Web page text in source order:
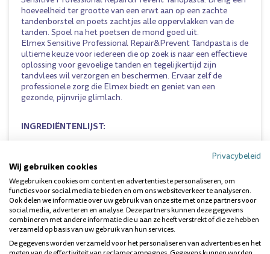
hoeveelheid ter grootte van een erwt aan op een zachte
tandenborstelen poets zachtjes alle oppervlakken van de
tanden. Spoel na het poetsen de mond goed uit.
Elmex Sensitive Professional Repair&Prevent Tandpasta is de
ultieme keuze voor iedereen die op zoek is naar een effectieve
oplossing voor gevoelige tanden en tegelijkertijd zijn
tandvlees wil verzorgen en beschermen. Ervaar zelf de
professionele zorg die Elmex biedt en geniet van een
gezonde, pijnvrije glimlach.
INGREDIËNTENLIJST:
Arginine: Dit essentiële aminozuur is het kerncomponent
van de Pro-Argin technologie. Arginine helpt bij het
verzegelen van de kanalen die naar de gevoelige
tandzenuwen leiden, waardoor directe en langdurige
verlichting wordt geboden bij gevoeligheid.
Calciumcarbonaat: Een mild schuurmiddel dat helpt bij
het verwijderen van oppervlakkige vlekken en tandplak,
wat bijdraagt aan een schonere en wittere glimlach.
Natriummonofluorfosfaat: Een fluoridebron die helpt bij
Privacybeleid
Wij gebruiken cookies
We gebruiken cookies om content en advertenties te personaliseren, om
functies voor social media te bieden en om ons websiteverkeer te analyseren.
Ook delen we informatie over uw gebruik van onze site met onze partners voor
social media, adverteren en analyse. Deze partners kunnen deze gegevens
combineren met andere informatie die u aan ze heeft verstrekt of die ze hebben
verzameld op basis van uw gebruik van hun services.
De gegevens worden verzameld voor het personaliseren van advertenties en het